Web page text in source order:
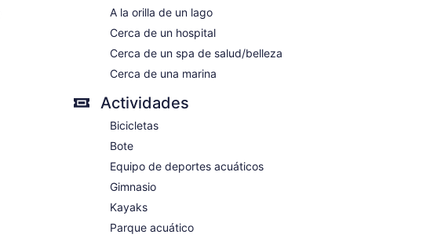
A la orilla de un lago
Cerca de un hospital
Cerca de un spa de salud/belleza
Cerca de una marina
Actividades
Bicicletas
Bote
Equipo de deportes acuáticos
Gimnasio
Kayaks
Parque acuático